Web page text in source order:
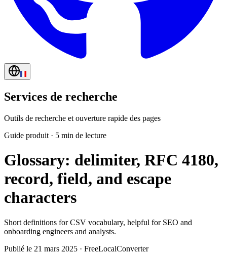
Services de recherche
Outils de recherche et ouverture rapide des pages
Guide produit · 5 min de lecture
Glossary: delimiter, RFC 4180,
record, field, and escape
characters
Short definitions for CSV vocabulary, helpful for SEO and
onboarding engineers and analysts.
Publié le 21 mars 2025 · FreeLocalConverter